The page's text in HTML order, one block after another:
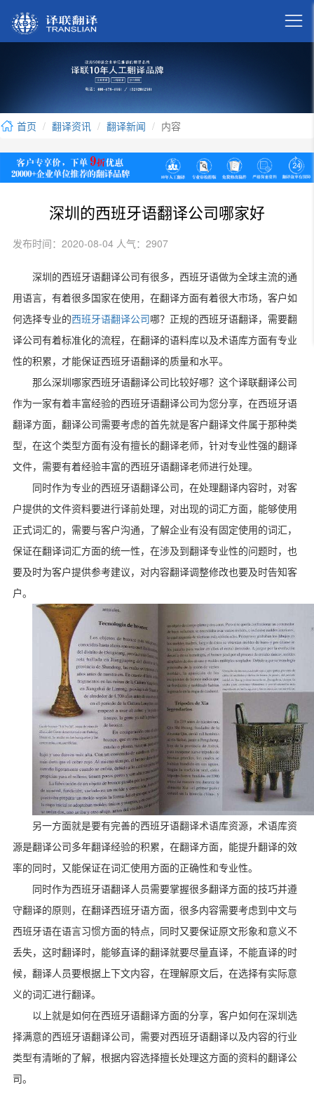

首页 翻译资讯 翻译新闻 内容
深圳的西班牙语翻译公司哪家好
发布时间：2020-08-04 人气：2907
深圳的西班牙语翻译公司有很多，西班牙语做为全球主流的通
用语言，有着很多国家在使用，在翻译方面有着很大市场，客户如
何选择专业的西班牙语翻译公司 哪？正规的西班牙语翻译，需要翻
译公司有着标准化的流程，在翻译的语料库以及术语库方面有专业
性的积累，才能保证西班牙语翻译的质量和水平。
那么深圳哪家西班牙语翻译公司比较好哪？这个译联翻译公司
作为一家有着丰富经验的西班牙语翻译公司为您分享，在西班牙语
翻译方面，翻译公司需要考虑的首先就是客户翻译文件属于那种类
型，在这个类型方面有没有擅长的翻译老师，针对专业性强的翻译
文件，需要有着经验丰富的西班牙语翻译老师进行处理。
同时作为专业的西班牙语翻译公司，在处理翻译内容时，对客
户提供的文件资料要进行译前处理，对出现的词汇方面，能够使用
正式词汇的，需要与客户沟通，了解企业有没有固定使用的词汇，
保证在翻译词汇方面的统一性，在涉及到翻译专业性的问题时，也
要及时为客户提供参考建议，对内容翻译调整修改也要及时告知客
户。
另一方面就是要有完善的西班牙语翻译术语库资源，术语库资
源是翻译公司多年翻译经验的积累，在翻译方面，能提升翻译的效
率的同时，又能保证在词汇使用方面的正确性和专业性。
同时作为西班牙语翻译人员需要掌握很多翻译方面的技巧并遵
守翻译的原则，在翻译西班牙语方面，很多内容需要考虑到中文与
西班牙语在语言习惯方面的特点，同时又要保证原文形象和意义不
丢失，这时翻译时，能够直译的翻译就要尽量直译，不能直译的时
候，翻译人员要根据上下文内容，在理解原文后，在选择有实际意
义的词汇进行翻译。
以上就是如何在西班牙语翻译方面的分享，客户如何在深圳选
择满意的西班牙语翻译公司，需要对西班牙语翻译以及内容的行业
类型有清晰的了解，根据内容选择擅长处理这方面的资料的翻译公
司。